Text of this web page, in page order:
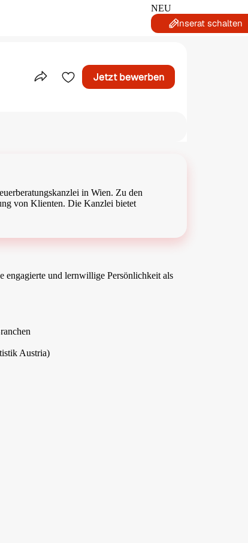
NEU
Inserat schalten
Teile dieses Inserat
Jetzt bewerben
in Wien. Zu den
von Klienten. Die Kanzlei bietet
engagierte und lernwillige Persönlichkeit als
Austria)